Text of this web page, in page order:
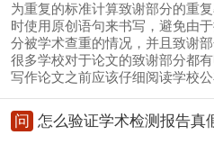
为重复的标准计算致谢部分的重
时使用原创语句来书写，避免由
分被学术查重的情况，并且致谢
很多学校对于论文的致谢部分都
写作论文之前应该仔细阅读学校公
问 怎么验证学术检测报告真